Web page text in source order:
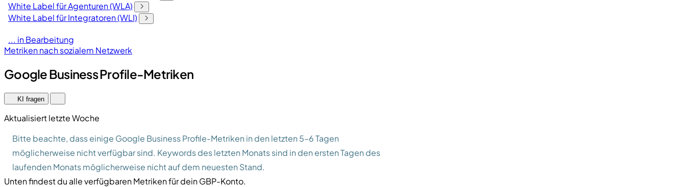
White Label für Agenturen (WLA)
White Label für Integratoren (WLI)
... in Bearbeitung
Metriken nach sozialem Netzwerk
Google Business Profile-Metriken
KI fragen
Aktualisiert letzte Woche
Bitte beachte, dass einige Google Business Profile-Metriken in den letzten 5–6 Tagen
möglicherweise nicht verfügbar sind. Keywords des letzten Monats sind in den ersten Tagen des
laufenden Monats möglicherweise nicht auf dem neuesten Stand.
Unten findest du alle verfügbaren Metriken für dein GBP-Konto.